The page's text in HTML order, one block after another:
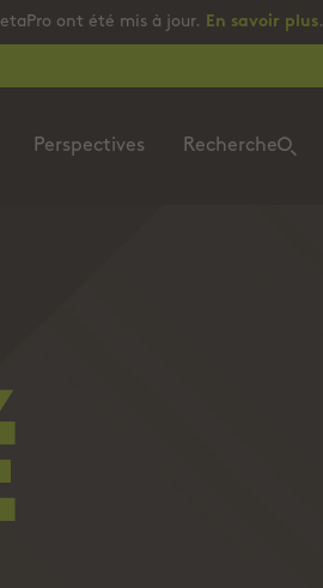
ont été mis à jour. En savoir plus.
Perspectives Recherche